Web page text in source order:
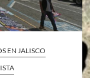
EN JALISCO